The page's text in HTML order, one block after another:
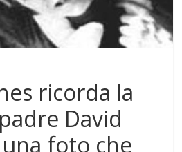
ricorda la
David
foto che